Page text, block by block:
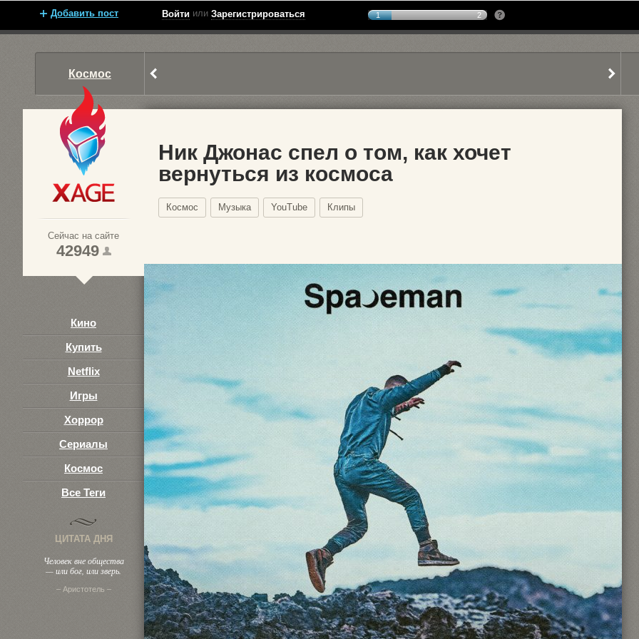
Добавить пост Войти или Зарегистрироваться 1 2
Космос
Сейчас на сайте
42949
Кино
Купить
Netflix
Игры
Хоррор
Сериалы
Космос
Все Теги
ЦИТАТА ДНЯ
Человек вне общества
— или бог, или зверь.
– Аристотель –
Ник Джонас спел о том, как хочет
вернуться из космоса
Космос Музыка YouTube Клипы